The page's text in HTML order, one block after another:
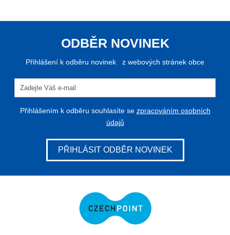
ODBĚR NOVINEK
Přihlášení k odběru novinek z webových stránek obce
Přihlášením k odběru souhlasíte se zpracováním osobních
údajů
PŘIHLÁSIT ODBĚR NOVINEK